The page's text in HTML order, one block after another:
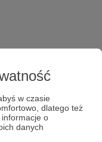
w czasie
dlatego też
o
danych
postów